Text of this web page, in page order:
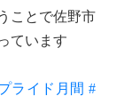
ことで佐野市
ています
ライド月間 #